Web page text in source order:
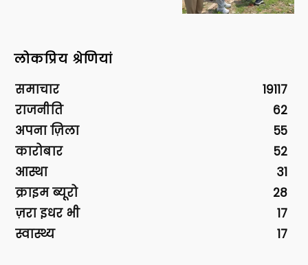
लोकप्रिय श्रेणियां
समाचार
19117
राजनीति
62
अपना ज़िला
55
कारोबार
52
आस्था
31
क्राइम ब्यूरो
28
ज़रा इधर भी
17
स्वास्थ्य
17